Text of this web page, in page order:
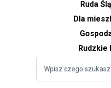
Ruda
Dla
Rudzkie